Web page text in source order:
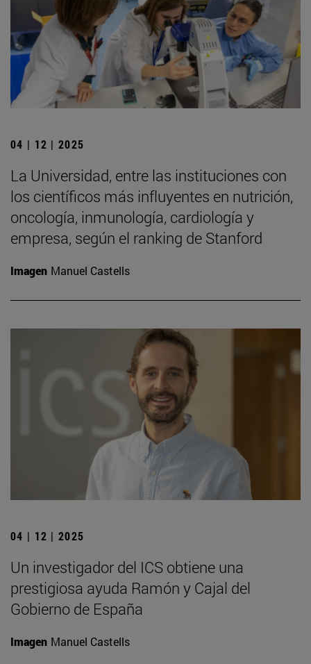
04 | 12 | 2025
La Universidad, entre las instituciones con
los científicos más influyentes en nutrición,
oncología, inmunología, cardiología y
empresa, según el ranking de Stanford
Imagen Manuel Castells
04 | 12 | 2025
Un investigador del ICS obtiene una
prestigiosa ayuda Ramón y Cajal del
Gobierno de España
Imagen Manuel Castells